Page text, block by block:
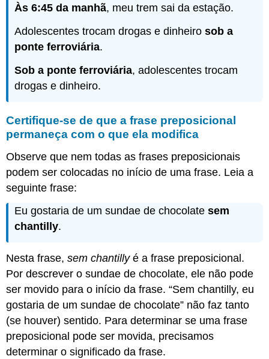
Às 6:45 da manhã, meu trem sai da estação.
Adolescentes trocam drogas e dinheirosob a
ponte ferroviária.
Sob a ponte ferroviária, adolescentes trocam
drogas e dinheiro.
Certifique-se de que a frase preposicional
permaneça com o que ela modifica
Observe que nem todas as frases preposicionais
podem ser colocadas no início de uma frase. Leia a
seguinte frase:
Eu gostaria de um sundae de chocolatesem
chantilly.
Nesta frase,sem chantillyé a frase preposicional.
Por descrever o sundae de chocolate, ele não pode
ser movido para o início da frase. “Sem chantilly, eu
gostaria de um sundae de chocolate” não faz tanto
(se houver) sentido. Para determinar se uma frase
preposicional pode ser movida, precisamos
determinar o significado da frase.